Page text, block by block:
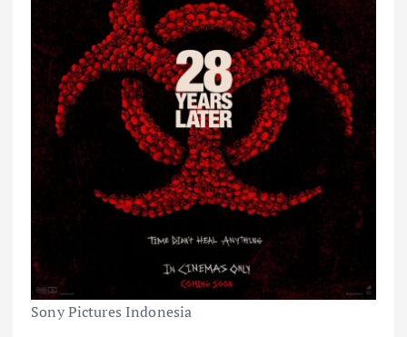
Sony Pictures Indonesia